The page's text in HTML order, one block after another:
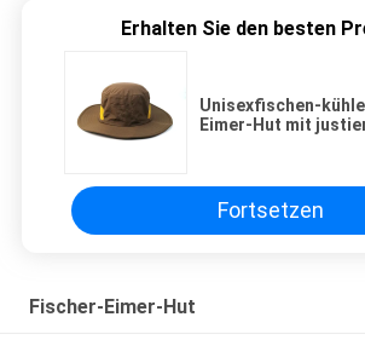
Erhalten Sie den besten
Unisexfischen-
Eimer-Hut mit
Fortsetzen
Fischer-Eimer-Hut